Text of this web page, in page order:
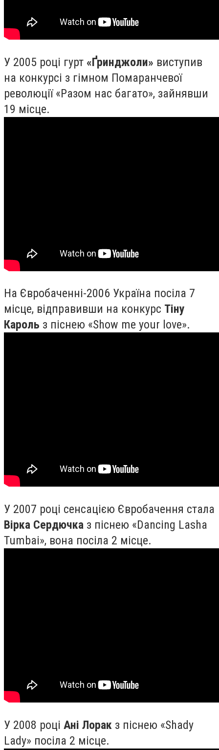
У 2005 році гурт «Ґринджоли» виступив
на конкурсі з гімном Помаранчевої
революції «Разом нас багато», зайнявши
19 місце.
На Євробаченні-2006 Україна посіла 7
місце, відправивши на конкурс Тіну
Кароль з піснею «Show me your love».
У 2007 році сенсацією Євробачення стала
Вірка Сердючка з піснею «Dancing Lasha
Tumbai», вона посіла 2 місце.
У 2008 році Ані Лорак з піснею «Shady
Lady» посіла 2 місце.